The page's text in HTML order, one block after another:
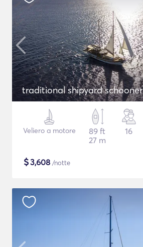
traditional shipyard schooner
Veliero a motore
89 ft
27 m
16
$3,608 /notte